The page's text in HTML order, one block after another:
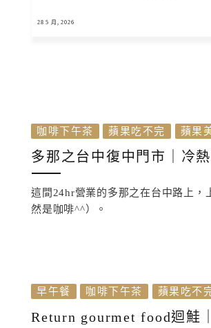
28 5 月, 2026
咖啡下午茶 蘋果吃不完 蘋果
多那之台中復中門市｜冷
這間24hr營業的多那之在台中路上，
然是咖啡^^）。
早午餐 咖啡下午茶 蘋果吃不
Return gourmet food迴鮭